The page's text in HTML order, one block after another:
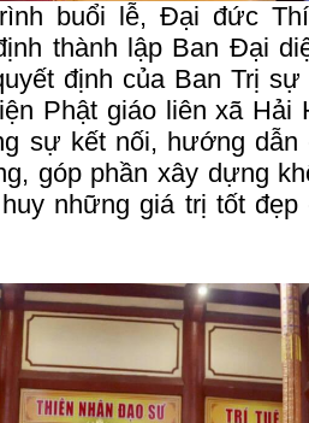
buổi lễ, Đại đức
thành lập Ban Đại
định của Ban Trị
Phật giáo liên xã Hải
sự kết nối, hướng dẫn
góp phần xây dựng
những giá trị tốt đẹp